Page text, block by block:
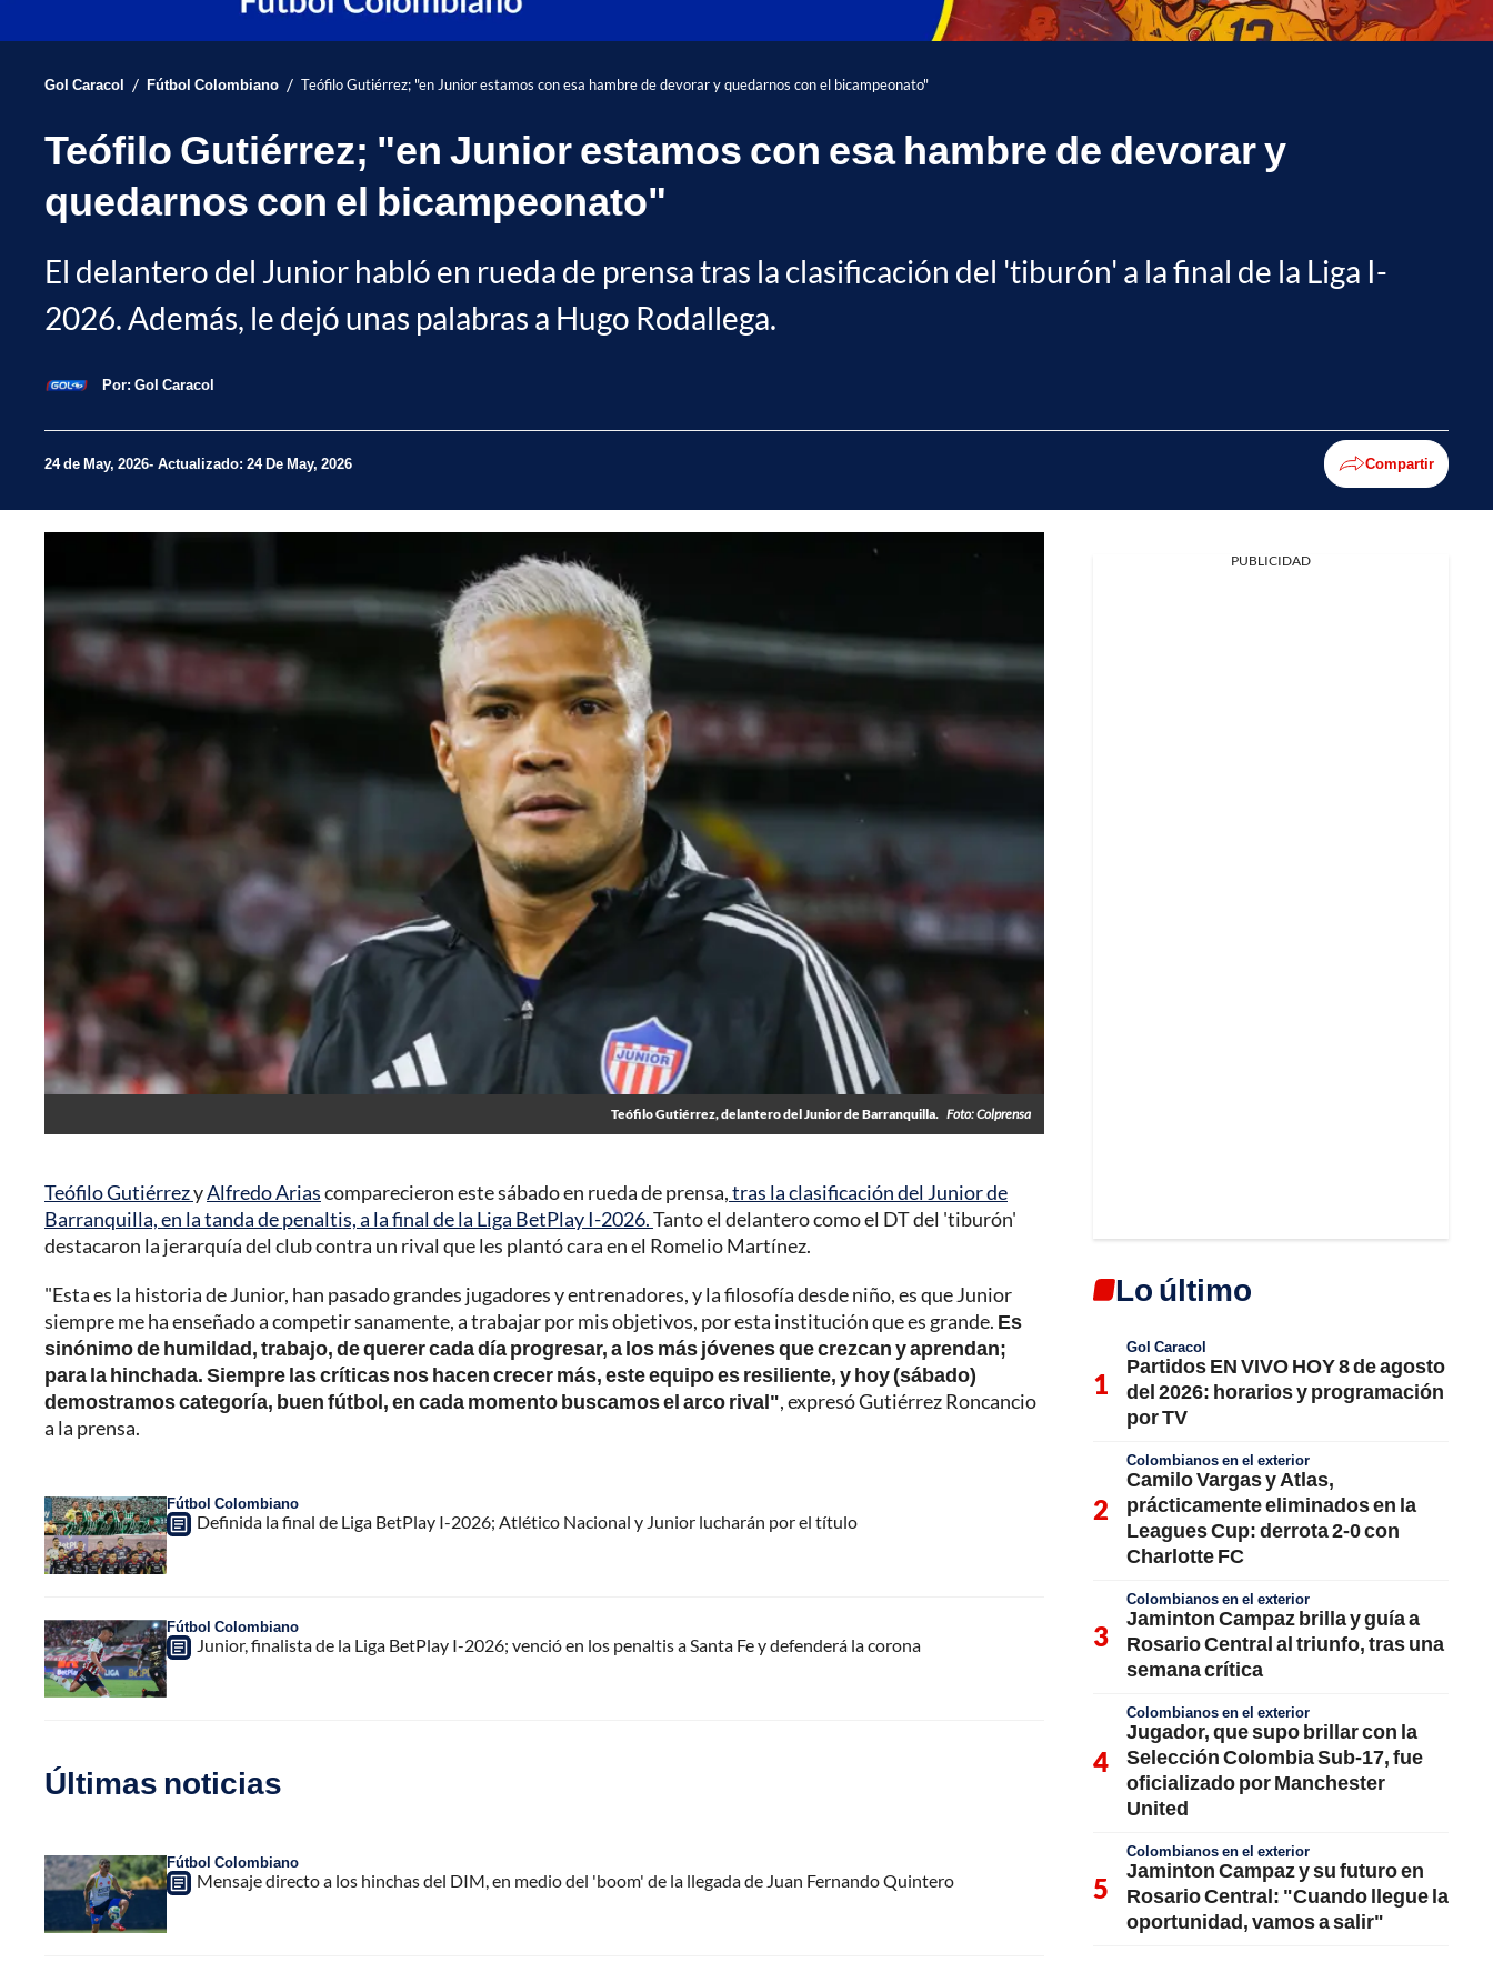
Gol Caracol / Fútbol Colombiano / Teófilo Gutiérrez; "en Junior estamos con esa hambre de devorar y quedarnos con el bicampeonato"
Teófilo Gutiérrez; "en Junior estamos con esa hambre de devorar y
quedarnos con el bicampeonato"
El delantero del Junior habló en rueda de prensa tras la clasificación del 'tiburón' a la final de la Liga I-
2026. Además, le dejó unas palabras a Hugo Rodallega.
Por: Gol Caracol
24 de May, 2026 Actualizado: 24 De May, 2026 Compartir
Teófilo Gutiérrez, delantero del Junior de Barranquilla. Foto: Colprensa
Teófilo GutiérrezyAlfredo Ariascomparecieron este sábado en rueda de prensa,tras la clasificación del Junior de
Barranquilla, en la tanda de penaltis, a la final de la Liga BetPlay I-2026.Tanto el delantero como el DT del 'tiburón'
destacaron la jerarquía del club contra un rival que les plantó cara en el Romelio Martínez.
"Esta es la historia de Junior, han pasado grandes jugadores y entrenadores, y la filosofía desde niño, es que Junior
siempre me ha enseñado a competir sanamente, a trabajar por mis objetivos, por esta institución que es grande. Es
sinónimo de humildad, trabajo, de querer cada día progresar, a los más jóvenes que crezcan y aprendan;
para la hinchada. Siempre las críticas nos hacen crecer más, este equipo es resiliente, y hoy (sábado)
demostramos categoría, buen fútbol, en cada momento buscamos el arco rival", expresó Gutiérrez Roncancio
a la prensa.
Fútbol Colombiano
Definida la final de Liga BetPlay I-2026; Atlético Nacional y Junior lucharán por el título
Fútbol Colombiano
Junior, finalista de la Liga BetPlay I-2026; venció en los penaltis a Santa Fe y defenderá la corona
Últimas noticias
Fútbol Colombiano
Mensaje directo a los hinchas del DIM, en medio del 'boom' de la llegada de Juan Fernando Quintero
PUBLICIDAD
Lo último
Gol Caracol
Partidos EN VIVO HOY 8 de agosto
del 2026: horarios y programación
por TV
Colombianos en el exterior
Camilo Vargas y Atlas,
prácticamente eliminados en la
Leagues Cup: derrota 2-0 con
Charlotte FC
Colombianos en el exterior
Jaminton Campaz brilla y guía a
Rosario Central al triunfo, tras una
semana crítica
Colombianos en el exterior
Jugador, que supo brillar con la
Selección Colombia Sub-17, fue
oficializado por Manchester
United
Colombianos en el exterior
Jaminton Campaz y su futuro en
Rosario Central: "Cuando llegue la
oportunidad, vamos a salir"